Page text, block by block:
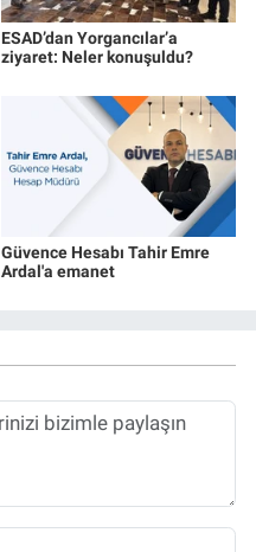
ESAD’dan Yorgancılar’a
ziyaret: Neler konuşuldu?
Güvence Hesabı Tahir Emre
Ardal'a emanet